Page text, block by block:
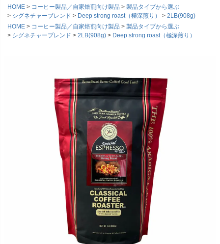
HOME
コーヒー製品／自家焙煎向け製品
製品タイプから選ぶ
シグネチャーブレンド
Deep strong roast（極深煎り）
2LB(908g)
HOME
コーヒー製品／自家焙煎向け製品
製品タイプから選ぶ
シグネチャーブレンド
2LB(908g) Deep strong roast（極深煎り）